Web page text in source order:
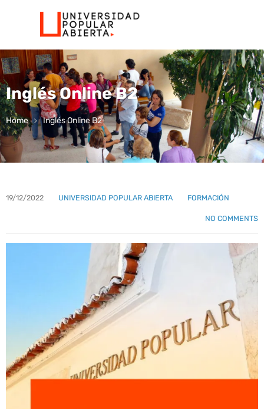
Inglés Online B2
Home Inglés Online B2
19/12/2022 UNIVERSIDAD POPULAR ABIERTA FORMACIÓN
NO COMMENTS